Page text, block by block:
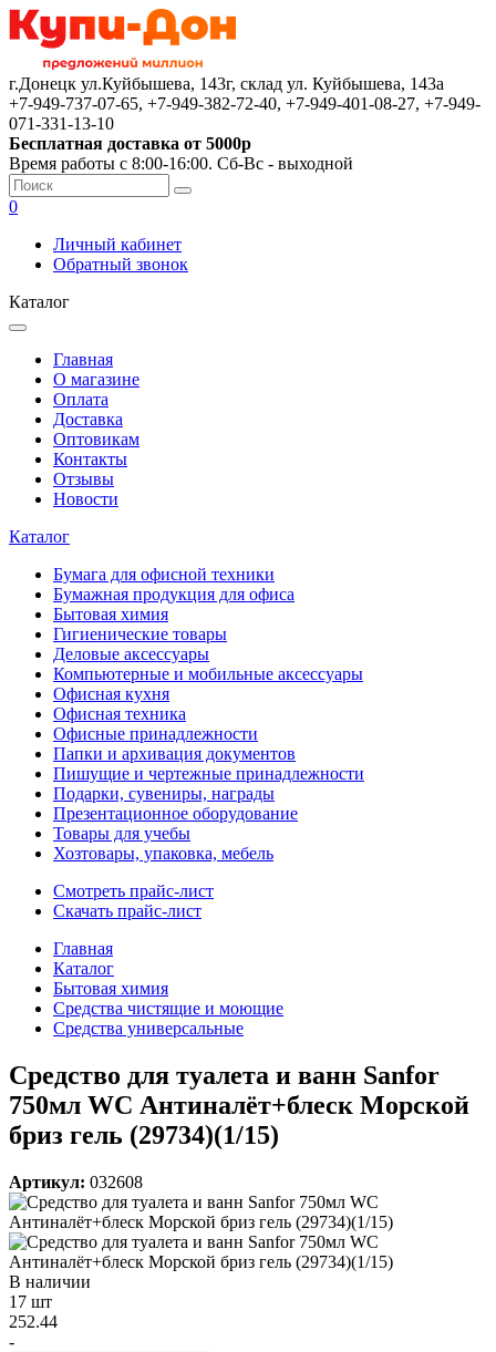
г.Донецк ул.Куйбышева, 143г, склад ул. Куйбышева, 143а
+7-949-737-07-65, +7-949-382-72-40, +7-949-401-08-27, +7-949-
071-331-13-10
Бесплатная доставка от 5000р
Время работы с 8:00-16:00. Сб-Вс - выходной
0
Личный кабинет
Обратный звонок
Каталог
Главная
О магазине
Оплата
Доставка
Оптовикам
Контакты
Отзывы
Новости
Каталог
Бумага для офисной техники
Бумажная продукция для офиса
Бытовая химия
Гигиенические товары
Деловые аксессуары
Компьютерные и мобильные аксессуары
Офисная кухня
Офисная техника
Офисные принадлежности
Папки и архивация документов
Пишущие и чертежные принадлежности
Подарки, сувениры, награды
Презентационное оборудование
Товары для учебы
Хозтовары, упаковка, мебель
Смотреть прайс-лист
Скачать прайс-лист
Главная
Каталог
Бытовая химия
Средства чистящие и моющие
Средства универсальные
Средство для туалета и ванн Sanfor
750мл WС Антиналёт+блеск Морской
бриз гель (29734)(1/15)
Артикул: 032608
В наличии
17 шт
252.44
-